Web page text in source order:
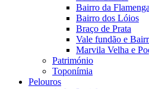
Bairro da Flamenga
Bairro dos Lóios
Braço de Prata
Vale fundão e
Marvila Velha e
Património
Toponímia
Pelouros